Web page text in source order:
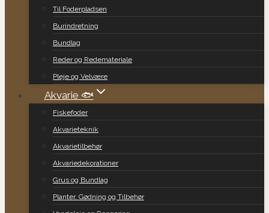
Til Foderpladsen
Burindretning
Bundlag
Reder og Redemateriale
Pleje og Velvære
Akvarie 🐟
Fiskefoder
Akvarieteknik
Akvarietilbehør
Akvariedekorationer
Grus og Bundlag
Planter, Gødning og Tilbehør